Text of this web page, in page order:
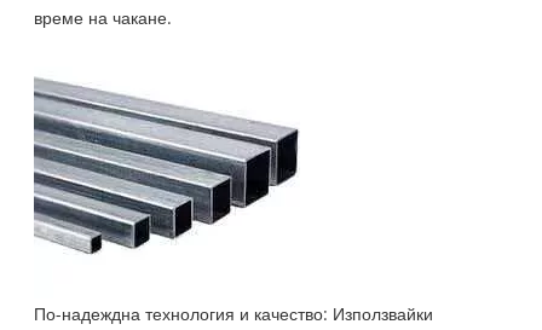
време на чакане.
По-надеждна технология и качество: Използвайки